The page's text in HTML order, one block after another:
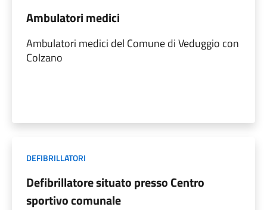
Ambulatori medici
Ambulatori medici del Comune di Veduggio con
Colzano
DEFIBRILLATORI
Defibrillatore situato presso Centro
sportivo comunale